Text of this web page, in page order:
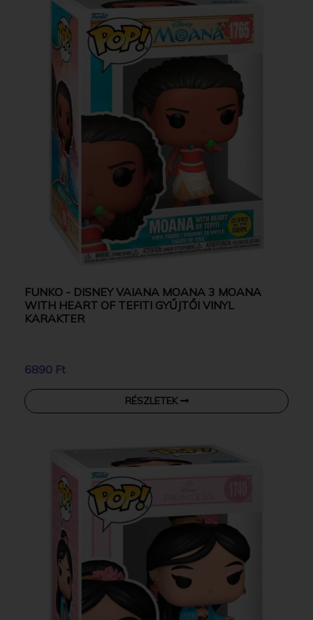
FUNKO - DISNEY VAIANA MOANA 3 MOANA
WITH HEART OF TEFITI GYŰJTŐI VINYL
KARAKTER
6890 Ft
RÉSZLETEK